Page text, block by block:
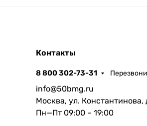
Контакты
8 800 302-73-31
info@50bmg.ru
Москва, ул. Константинова,
Пн—Пт 09:00 – 19:00